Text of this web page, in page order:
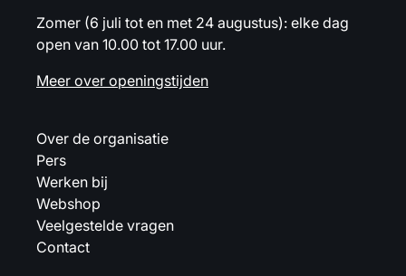
Zomer (6 juli tot en met 24 augustus): elke dag
open van 10.00 tot 17.00 uur.
Meer over openingstijden
Over de organisatie
Pers
Werken bij
Webshop
Veelgestelde vragen
Contact